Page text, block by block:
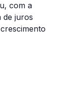
com a
de juros